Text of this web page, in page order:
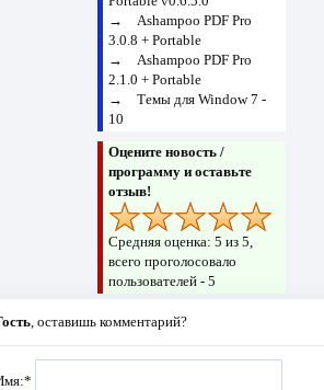
→ Ashampoo PDF Pro
3.0.8 + Portable
→ Ashampoo PDF Pro
2.1.0 + Portable
→ Темы для Window 7 -
10
Оцените новость /
программу и оставьте
отзыв!
Средняя оценка: 5 из 5,
всего проголосовало
пользователей - 5
, оставишь комментарий?
*